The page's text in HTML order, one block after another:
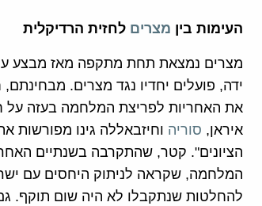
העימות בין מצרים לחזית הרדיקלית
מצרים נמצאת תחת מתקפה מאז מבצע
ידה, פועלים יחדיו נגד מצרים. מבחינתם,
את האחריות לפריצת המלחמה בעזה על
איראן, סוריה וחיזבאללה גינו מפורשות
המלחמה, שקראה לניתוק היחסים עם
להחלטות שנתקבלו לא היה שום תוקף.